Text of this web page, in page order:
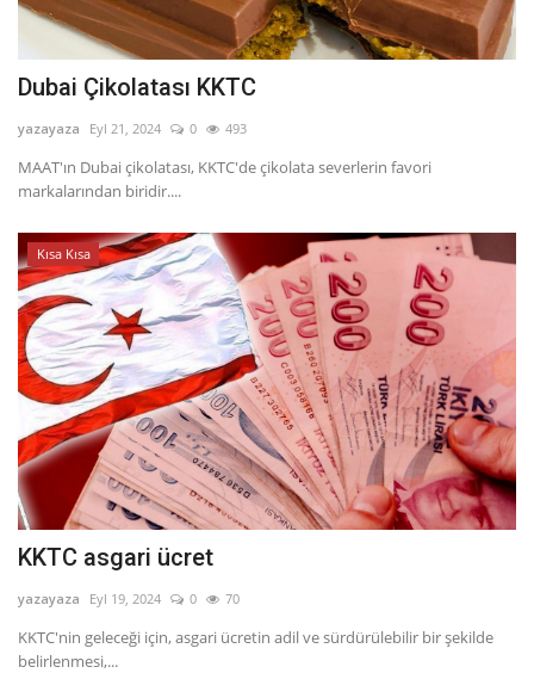
Dubai Çikolatası KKTC
yazayaza Eyl 21, 2024 0 493
MAAT'ın Dubai çikolatası, KKTC'de çikolata severlerin favori
markalarından biridir....
Kısa Kısa
KKTC asgari ücret
yazayaza Eyl 19, 2024 0 70
KKTC'nin geleceği için, asgari ücretin adil ve sürdürülebilir bir şekilde
belirlenmesi,...